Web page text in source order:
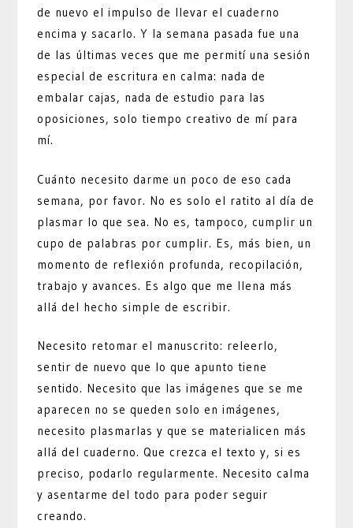
de nuevo el impulso de llevar el cuaderno
encima y sacarlo. Y la semana pasada fue una
de las últimas veces que me permití una sesión
especial de escritura en calma: nada de
embalar cajas, nada de estudio para las
oposiciones, solo tiempo creativo de mí para
mí.
Cuánto necesito darme un poco de eso cada
semana, por favor. No es solo el ratito al día de
plasmar lo que sea. No es, tampoco, cumplir un
cupo de palabras por cumplir. Es, más bien, un
momento de reflexión profunda, recopilación,
trabajo y avances. Es algo que me llena más
allá del hecho simple de escribir.
Necesito retomar el manuscrito: releerlo,
sentir de nuevo que lo que apunto tiene
sentido. Necesito que las imágenes que se me
aparecen no se queden solo en imágenes,
necesito plasmarlas y que se materialicen más
allá del cuaderno. Que crezca el texto y, si es
preciso, podarlo regularmente. Necesito calma
y asentarme del todo para poder seguir
creando.